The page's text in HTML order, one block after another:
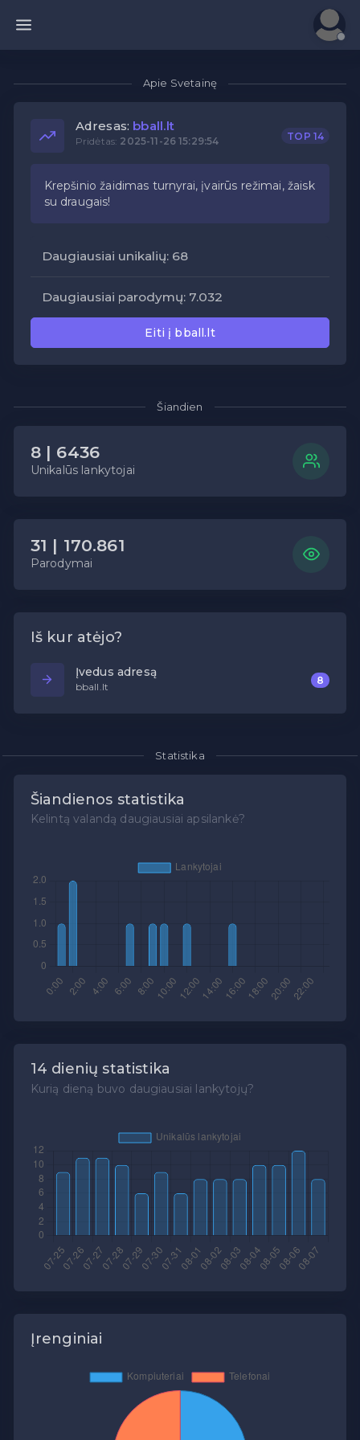
Apie Svetainę
Adresas: bball.lt
Pridėtas: 2025-11-26 15:29:54 TOP 14
Krepšinio žaidimas turnyrai, įvairūs režimai, žaisk
su draugais!
Daugiausiai unikalių: 68
Daugiausiai parodymų: 7.032
Eiti į bball.lt
Šiandien
8 | 6436
Unikalūs lankytojai
31 | 170.861
Parodymai
Iš kur atėjo?
Įvedus adresą
bball.lt
8
Statistika
Šiandienos statistika
Kelintą valandą daugiausiai apsilankė?
14 dienių statistika
Kurią dieną buvo daugiausiai lankytojų?
Įrenginiai